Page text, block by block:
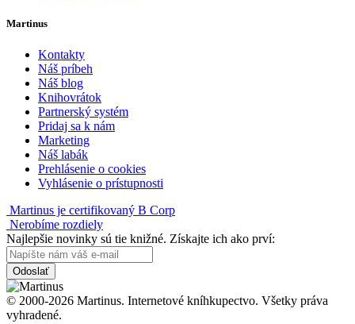
Martinus
Kontakty
Náš príbeh
Náš blog
Knihovrátok
Partnerský systém
Pridaj sa k nám
Marketing
Náš labák
Prehlásenie o cookies
Vyhlásenie o prístupnosti
Martinus je certifikovaný B Corp
Nerobíme rozdiely
Najlepšie novinky sú tie knižné. Získajte ich ako prví:
Odoslať
© 2000-2026 Martinus. Internetové kníhkupectvo. Všetky práva
vyhradené.